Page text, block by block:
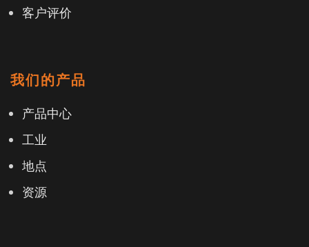
客户评价
我们的产品
产品中心
工业
地点
资源